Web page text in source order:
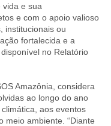
vida e sua
e com o apoio valioso
institucionais ou
fortalecida e a
no Relatório
Amazônia, considera
ao longo do ano
aos eventos
meio ambiente. “Diante